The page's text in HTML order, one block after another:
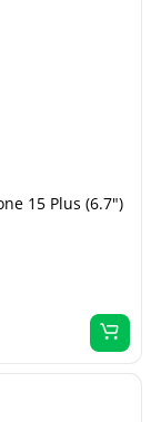
15 Plus (6.7")